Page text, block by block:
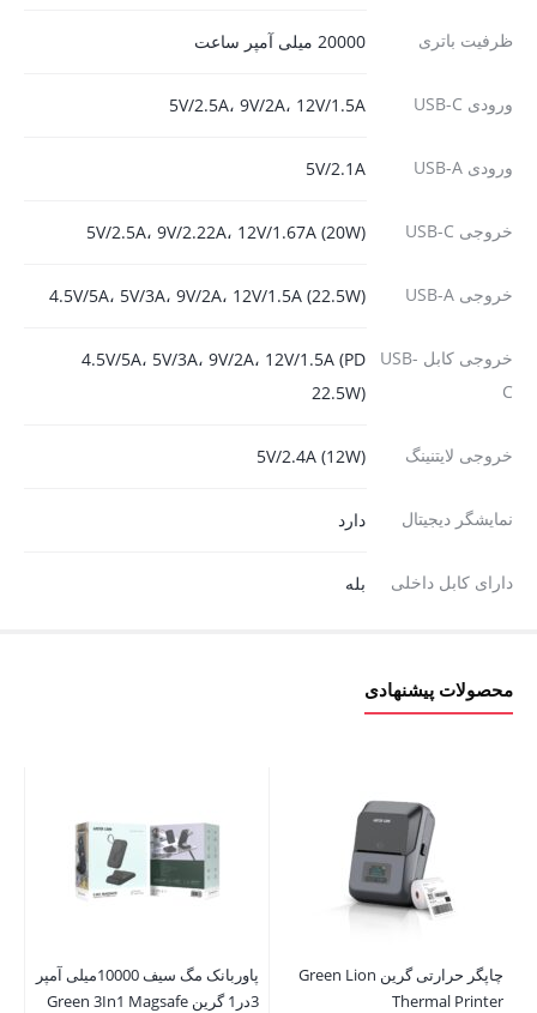
ظرفیت باتری 20000 میلی آمپر ساعت
ورودی USB-C 5V/2.5A، 9V/2A، 12V/1.5A
ورودی USB-A 5V/2.1A
خروجی USB-C 5V/2.5A، 9V/2.22A، 12V/1.67A (20W)
خروجی USB-A 4.5V/5A، 5V/3A، 9V/2A، 12V/1.5A (22.5W)
خروجی کابل USB-
C
4.5V/5A، 5V/3A، 9V/2A، 12V/1.5A (PD
22.5W)
خروجی لایتنینگ 5V/2.4A (12W)
نمایشگر دیجیتال دارد
دارای کابل داخلی بله
محصولات پیشنهادی
چاپگر حرارتی گرین Green Lion
Thermal Printer
پاوربانک مگ سیف 10000میلی آمپر
3در1 گرین Green 3In1 Magsafe